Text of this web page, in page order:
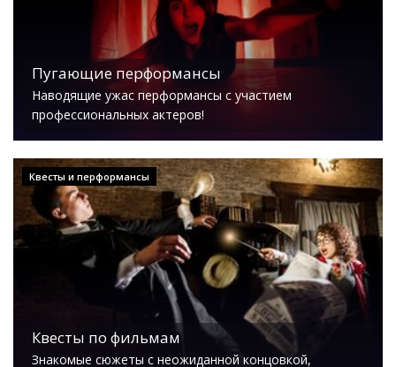
Пугающие перформансы
Наводящие ужас перформансы с участием
профессиональных актеров!
Квесты и перформансы
Квесты по фильмам
Знакомые сюжеты с неожиданной концовкой,